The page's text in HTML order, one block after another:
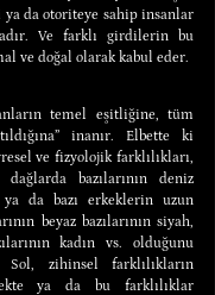
ya da otoriteye sahip insanlar
Ve farklı girdilerin bu
ve doğal olarak kabul eder.
temel eşitliğine, tüm
inanır. Elbette ki
ve fizyolojik farklılıkları,
bazılarının deniz
ya da bazı erkeklerin uzun
beyaz bazılarının siyah,
kadın vs. olduğunu
zihinsel farklılıkların
ya da bu farklılıklar